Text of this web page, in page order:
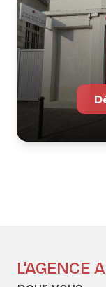
gestion locative,
leur parfaite
sommes en
accompagner à
Implantés à
et La Rochelle,
structure à taille
L'AGENCE